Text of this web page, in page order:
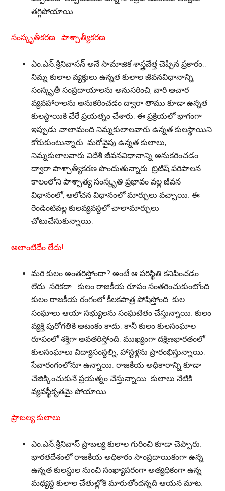
తగ్గిపోయాయి.
సంస్కృతీకరణ.. పాశ్చాత్యీకరణ
ఎం.ఎన్.శ్రీనివాసన్ అనే సామాజిక శాస్త్రవేత్త చెప్పిన ప్రకారం..
నిమ్న కులాల వ్యక్తులు ఉన్నత కులాల జీవనవిధానాన్ని,
సంస్కృతీ సంప్రదాయాలను అనుసరించి, వారి ఆచార
వ్యవహారాలను అనుకరించడం ద్వారా తాము కూడా ఉన్నత
కులస్థాయికి చేరే ప్రయత్నం చేశారు. ఈ ప్రక్రియలో భాగంగా
ఇప్పుడు చాలామంది నిమ్నకులాలవారు ఉన్నత కులస్థాయిని
కోరుకుంటున్నారు. మరోవైపు ఉన్నత కులాలు,
నిమ్నకులాలవారు విదేశీ జీవనవిధానాన్ని అనుకరించడం
ద్వారా పాశ్చాత్యీకరణ పొందుతున్నారు. బ్రిటిష్ పరిపాలన
కాలంలోని పాశ్చాత్య సంస్కృతి ప్రభావం వల్ల జీవన
విధానంలో, ఆలోచన విధానంలో మార్పులు వచ్చాయి. ఈ
రెండింటివల్ల కులవ్యవస్థలో చాలామార్పులు
చోటుచేసుకున్నాయి.
అలాంటిదేం లేదు!
మరి కులం అంతరిస్తోందా? అంటే ఆ పరిస్థితి కనిపించడం
లేదు. సరికదా.. కులం రాజకీయ రూపం సంతరించుకుంటోంది.
కులం రాజకీయ రంగంలో కీలకపాత్ర పోషిస్తోంది. కుల
సంఘాలు ఆయా సభ్యులను సంఘటితం చేస్తున్నాయి. కులం
వ్యక్తి పురోగతికి ఆటంకం కాదు. కానీ కులం కులసంఘాల
రూపంలో శక్తిగా అవతరిస్తోంది. ముఖ్యంగా దక్షిణభారతంలో
కులసంఘాలు విద్యాసంస్థల్ని, హాస్టళ్లను ప్రారంభిస్తున్నాయి.
సేవారంగంలోనూ ఉన్నాయి. రాజకీయ అధికారాన్ని కూడా
చేజిక్కించుకునే ప్రయత్నం చేస్తున్నాయి. కులాలు నేటికి
వ్యవస్థీకృతమై పోయాయి.
ప్రాబల్య కులాలు
ఎం.ఎన్.శ్రీనివాస్ ప్రాబల్య కులాల గురించి కూడా చెప్పారు.
భారతదేశంలో రాజకీయ అధికారం సాంప్రదాయికంగా ఉన్న
ఉన్నత కులస్థుల నుంచి సంఖ్యాపరంగా అత్యధికంగా ఉన్న
మధ్యస్థ కులాల చేతుల్లోకి మారుతోందన్నది ఆయన మాట.